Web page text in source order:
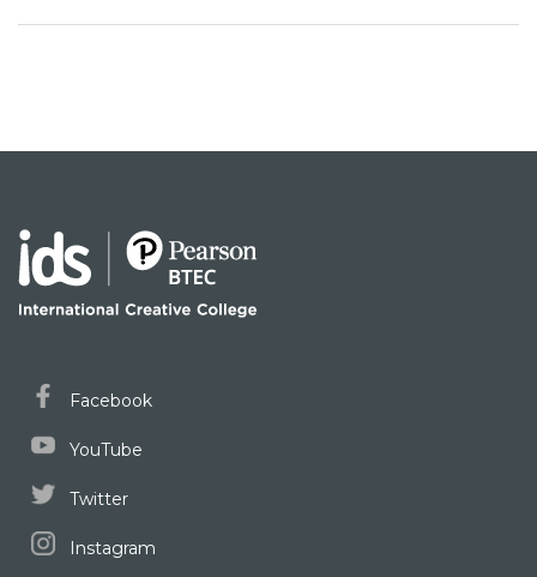
Facebook
YouTube
Twitter
Instagram